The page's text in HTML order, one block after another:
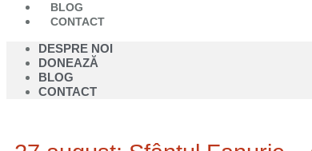
BLOG
CONTACT
DESPRE NOI
DONEAZĂ
BLOG
CONTACT